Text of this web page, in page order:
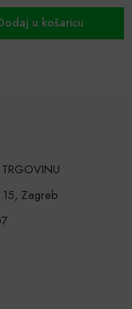
u košaricu
15, Zagreb